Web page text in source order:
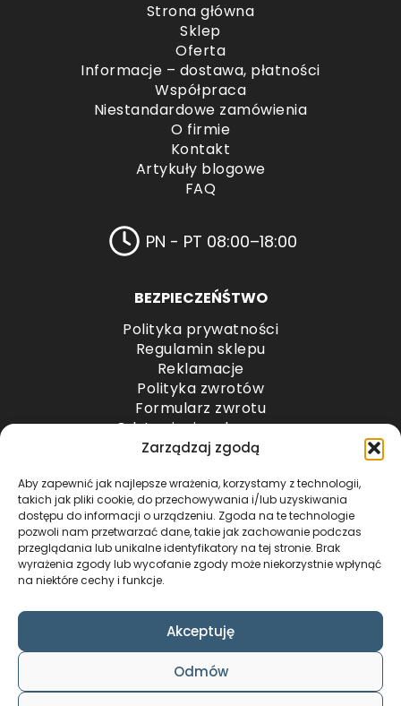
Zarządzaj zgodą
Aby zapewnić jak najlepsze wrażenia, korzystamy z technologii,
takich jak pliki cookie, do przechowywania i/lub uzyskiwania
dostępu do informacji o urządzeniu. Zgoda na te technologie
pozwoli nam przetwarzać dane, takie jak zachowanie podczas
przeglądania lub unikalne identyfikatory na tej stronie. Brak
wyrażenia zgody lub wycofanie zgody może niekorzystnie wpłynąć
na niektóre cechy i funkcje.
Akceptuję
Odmów
Strona główna
Sklep
Oferta
Informacje – dostawa, płatności
Współpraca
Niestandardowe zamówienia
O firmie
Kontakt
Artykuły blogowe
FAQ
PN - PT 08:00–18:00
BEZPIECZEŃŚTWO
Polityka prywatności
Regulamin sklepu
Reklamacje
Polityka zwrotów
Formularz zwrotu
Odstąpienie od umowy
Odstąpienie od umowy – przesyłki paletowe
METODY PŁATNOŚCI
COPYRIGHT © 2024 by ADWENTO ŁUKASZ
WIECZOREK / ALL RIGHTS RESERVED